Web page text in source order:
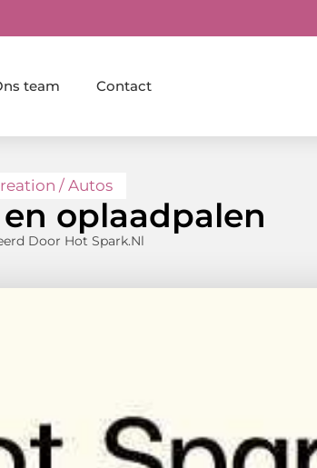
team Contact
/ Autos
oplaadpalen
Door Hot Spark.nl